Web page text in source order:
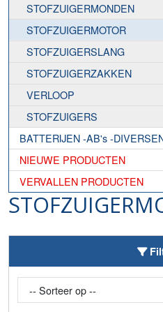
STOFZUIGERMONDEN
STOFZUIGERMOTOR
STOFZUIGERSLANG
STOFZUIGERZAKKEN
VERLOOP
STOFZUIGERS
BATTERIJEN -AB's -
NIEUWE PRODUCTEN
VERVALLEN PRODUCTEN